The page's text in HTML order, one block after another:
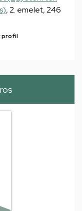
, 2. emelet, 246
profil